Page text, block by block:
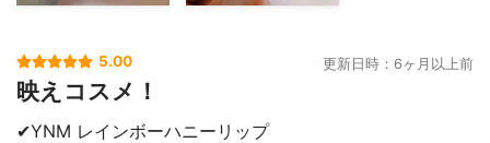
5.00 更新日時：6ヶ月以上前
映えコスメ！
✔YNM レインボーハニーリップ